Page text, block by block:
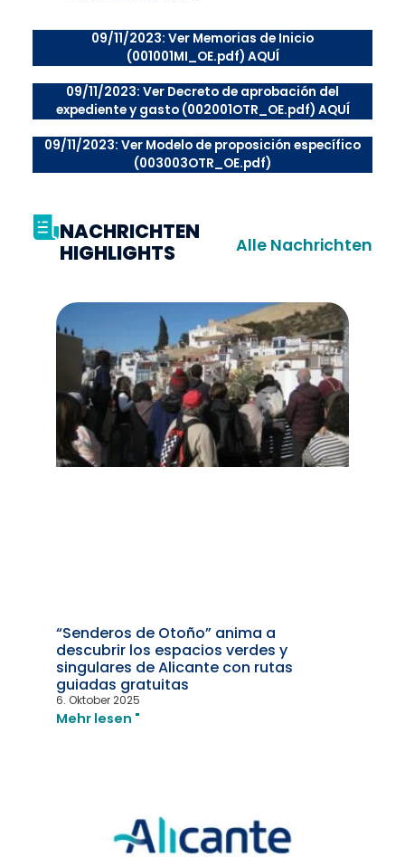
09/11/2023: Ver Memorias de Inicio
(001001MI_OE.pdf) AQUÍ
09/11/2023: Ver Decreto de aprobación del
expediente y gasto (002001OTR_OE.pdf) AQUÍ
09/11/2023: Ver Modelo de proposición específico
(003003OTR_OE.pdf)
NACHRICHTEN
HIGHLIGHTS
Alle Nachrichten
“Senderos de Otoño” anima a
descubrir los espacios verdes y
singulares de Alicante con rutas
guiadas gratuitas
6. Oktober 2025
Mehr lesen "